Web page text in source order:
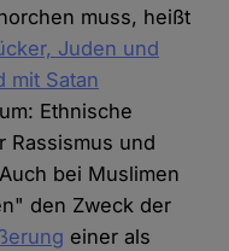
muss, heißt
Juden und
mit Satan
Ethnische
Rassismus und
bei Muslimen
den Zweck der
einer als